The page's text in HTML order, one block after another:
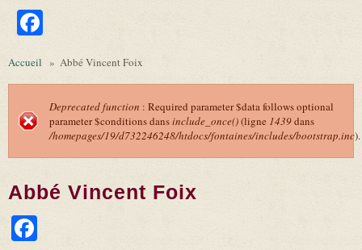
Facebook
Accueil » Abbé Vincent Foix
Message d'erreur
Deprecated function : Required parameter $data follows optional
parameter $conditions dansinclude_once()(ligne 1439dans
/homepages/19/d732246248/htdocs/fontaines/includes/bootstrap.inc).
Abbé Vincent Foix